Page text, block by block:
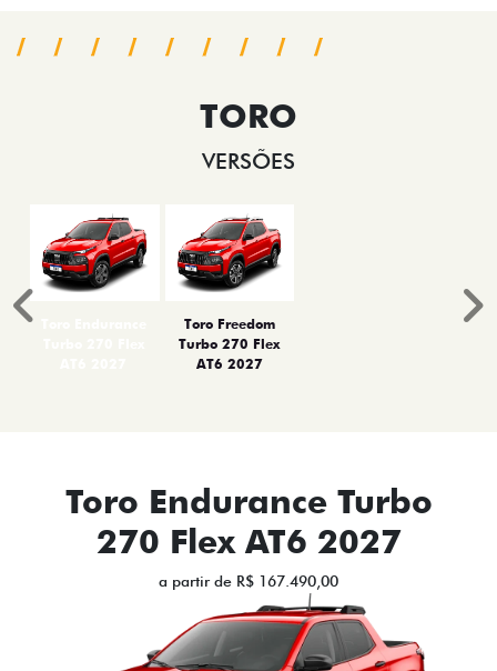
TORO
VERSÕES
Toro Freedom
Turbo 270 Flex
AT6 2027
Anterior
Toro Endurance Turbo
270 Flex AT6 2027
a partir de R$ 167.490,00